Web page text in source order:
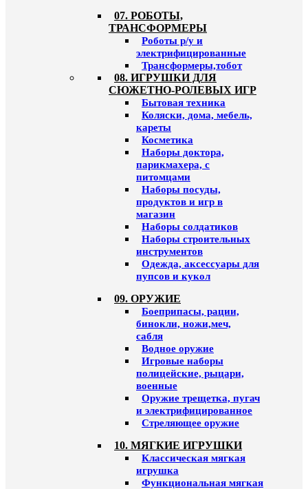
07. РОБОТЫ,
ТРАНСФОРМЕРЫ
Роботы р/у и
электрифицированные
Трансформеры,тобот
08. ИГРУШКИ ДЛЯ
СЮЖЕТНО-РОЛЕВЫХ ИГР
Бытовая техника
Коляски, дома, мебель,
кареты
Косметика
Наборы доктора,
парикмахера, с
питомцами
Наборы посуды,
продуктов и игр в
магазин
Наборы солдатиков
Наборы строительных
инструментов
Одежда, аксессуары для
пупсов и кукол
09. ОРУЖИЕ
Боеприпасы, рации,
бинокли, ножи,меч,
сабля
Водное оружие
Игровые наборы
полицейские, рыцари,
военные
Оружие трещетка, пугач
и электрифицированное
Стреляющее оружие
10. МЯГКИЕ ИГРУШКИ
Классическая мягкая
игрушка
Функциональная мягкая